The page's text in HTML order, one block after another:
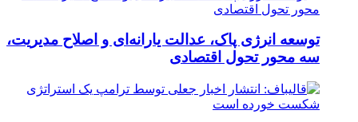
توسعه انرژی پاک، عدالت یارانه‌ای و اصلاح مدیریت،
سه محور تحول اقتصادی